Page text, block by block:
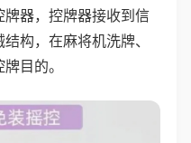
器，控牌器接收到信
构，在麻将机洗牌、
目的。